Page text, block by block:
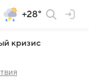
+28°
кризис